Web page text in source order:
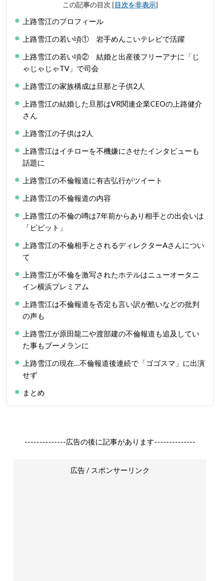
この記事の目次 [目次を非表示]
上路雪江のプロフィール
上路雪江の若い頃① 岩手めんこいテレビで活躍
上路雪江の若い頃② 結婚と出産後フリーアナに「じ
ゃじゃじゃTV」で司会
上路雪江の家族構成は旦那と子供2人
上路雪江の結婚した旦那はVR関連企業CEOの上路健介
さん
上路雪江の子供は2人
上路雪江はイチローを不機嫌にさせたインタビューも
話題に
上路雪江の不倫報道に有吉弘行がツイート
上路雪江の不倫報道の内容
上路雪江の不倫の噂は7年前からあり相手との出会いは
「ビビット」
上路雪江の不倫相手とされるディレクターAさんについ
て
上路雪江が不倫を激写されたホテルはニューオータニ
イン横浜プレミアム
上路雪江は不倫報道を否定も言い訳が酷いなどの批判
の声も
上路雪江が原田龍二や渡部建の不倫報道も追及してい
た事もブーメランに
上路雪江の現在…不倫報道後連続で「ゴゴスマ」に出演
せず
まとめ
--------------広告の後に記事があります--------------
広告 / スポンサーリンク